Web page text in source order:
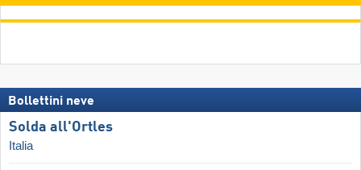
Bollettini neve
Solda all'Ortles
Italia